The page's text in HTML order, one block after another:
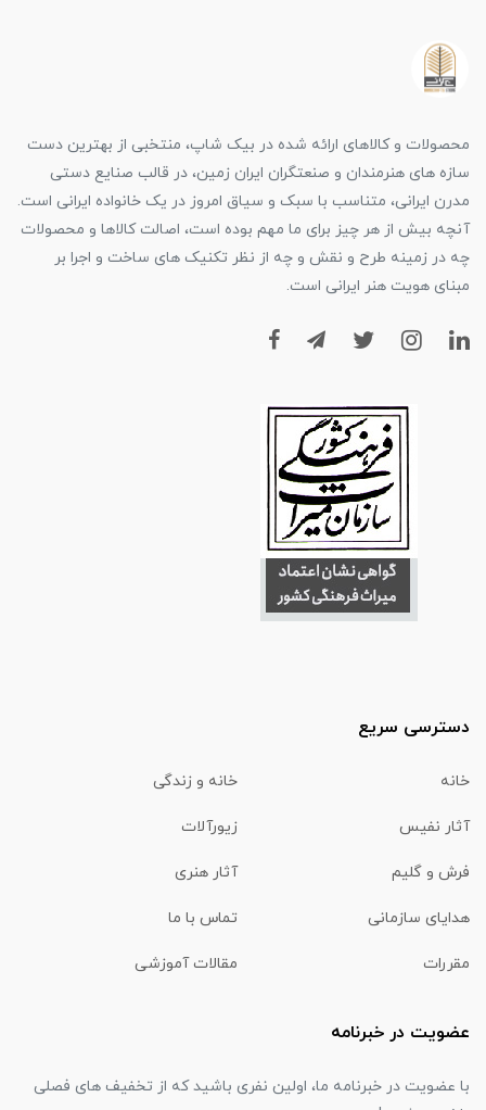
محصولات و کالاهای ارائه شده در بیک شاپ، منتخبی از بهترین دست
سازه های هنرمندان و صنعتگران ایران زمین، در قالب صنایع دستی
مدرن ایرانی، متناسب با سبک و سیاق امروز در یک خانواده ایرانی است.
آنچه بیش از هر چیز برای ما مهم بوده است، اصالت کالاها و محصولات
چه در زمینه طرح و نقش و چه از نظر تکنیک های ساخت و اجرا بر
مبنای هویت هنر ایرانی است.
دسترسی سریع
خانه خانه و زندگی
آثار نفیس زیورآلات
فرش و گلیم آثار هنری
هدایای سازمانی تماس با ما
مقررات مقالات آموزشی
عضویت در خبرنامه
با عضویت در خبرنامه ما، اولین نفری باشید که از تخفیف های فصلی